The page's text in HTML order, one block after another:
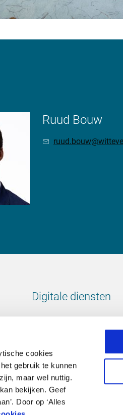
cookies
gebruik te kunnen
maar wel nuttig.
bekijken. Geef
Door op ‘Alles
Ruud Bouw
Digitale diensten
Volg ons
LinkedIn